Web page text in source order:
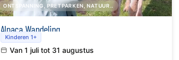
ONTSPANNING, PRETPARKEN, NATUUR..
Alpaca Wandeling
Kinderen 1+
Van 1 juli tot 31 augustus